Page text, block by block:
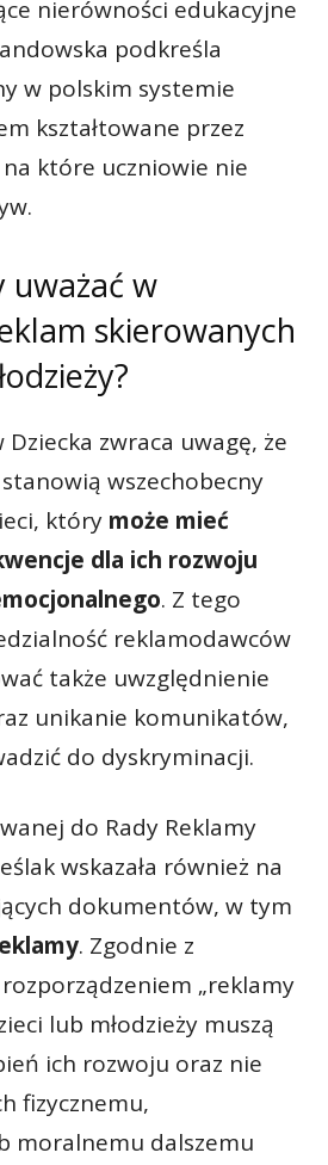
nierówności edukacyjne
podkreśla
w polskim systemie
kształtowane przez
które uczniowie nie
uważać w
skierowanych
Dziecka zwraca uwagę, że
wszechobecny
który może mieć
dla ich rozwoju
. Z tego
reklamodawców
także uwzględnienie
unikanie komunikatów,
do dyskryminacji.
do Rady Reklamy
wskazała również na
dokumentów, w tym
. Zgodnie z
„reklamy
lub młodzieży muszą
ich rozwoju oraz nie
fizycznemu,
moralnemu dalszemu